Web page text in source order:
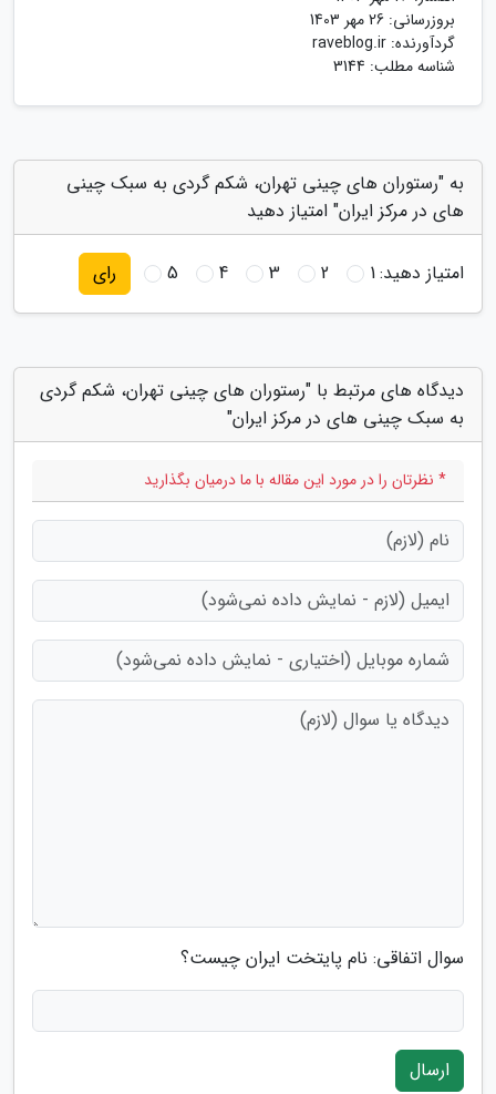
بروزرسانی: 26 مهر 1403
گردآورنده: raveblog.ir
شناسه مطلب: 3144
به "رستوران های چینی تهران، شکم گردی به سبک چینی
های در مرکز ایران" امتیاز دهید
امتیاز دهید:1
2
3
4
5 رای
دیدگاه های مرتبط با "رستوران های چینی تهران، شکم گردی
به سبک چینی های در مرکز ایران"
* نظرتان را در مورد این مقاله با ما درمیان بگذارید
سوال اتفاقی: نام پایتخت ایران چیست؟
ارسال